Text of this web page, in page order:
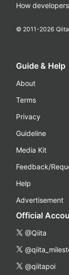
How
© 2011-2026
Guide & Help
About
Terms
Privacy
Guideline
Media Kit
Feedback/
Help
Advertisement
Official
@Qiita
@qiitapoi